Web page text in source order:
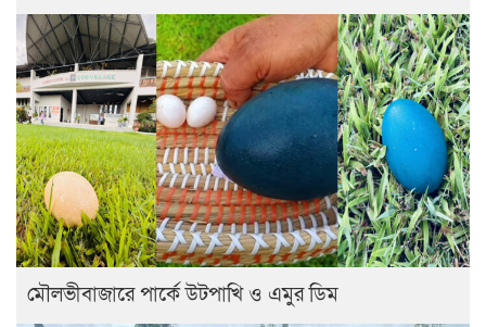
মৌলভীবাজারে পার্কে উটপাখি ও এমুর ডিম